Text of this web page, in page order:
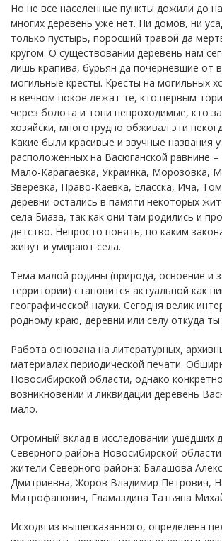
Но не все населенные пункты дожили до
многих деревень уже нет. Ни домов, ни
только пустырь, поросший травой да
кругом. О существовании деревень нам
лишь крапива, бурьян да почерневшие от
могильные кресты. Кресты на могильных
в вечном покое лежат те, кто первым
через болота и топи непроходимые, кто
хозяйски, многотрудно обживал эти
Какие были красивые и звучные названия
расположенных на Васюганской равнине
Мало-Карагаевка, Украинка, Морозовка,
Зверевка, Право-Каевка, Еласска, Ича,
деревни остались в памяти некоторых
села Биаза, так как они там родились и
детство. Непросто понять, по каким
живут и умирают села.
Тема малой родины (природа, освоение и
территории) становится актуальной как
географической науки. Сегодня велик
родному краю, деревни или селу откуда
Работа основана на литературных,
материалах периодической печати.
Новосибирской области, однако
возникновении и ликвидации деревень
мало.
Огромный вклад в исследовании ушедших
Северного района Новосибирской
жители Северного района: Балашова
Дмитриевна, Жоров Владимир Петрович,
Митрофанович, Гламаздина Татьяна
Исходя из вышесказанного, определена